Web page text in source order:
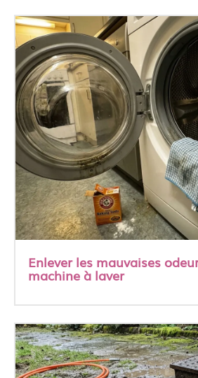
Enlever les mauvaises
machine à laver